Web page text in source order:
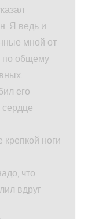
Я ведь и
мной от
по общему
его
ноги
что
вдруг